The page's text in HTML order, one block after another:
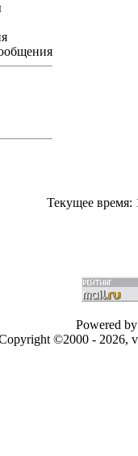
Текущее время:
Powered
©2000 - 2026,